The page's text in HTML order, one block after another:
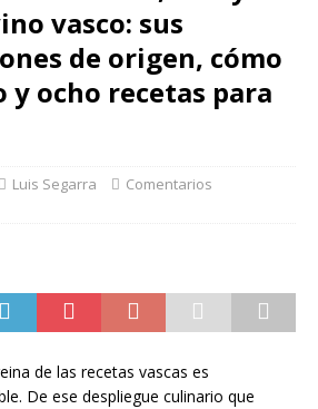
vasco: sus
de origen, cómo
ocho recetas para
Luis Segarra
Comentarios
de las recetas vascas es
De ese despliegue culinario que